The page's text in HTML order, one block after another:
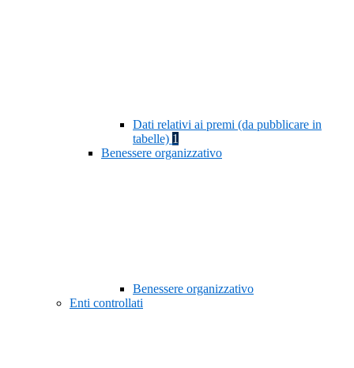
Dati relativi ai premi (da pubblicare in
tabelle) 1
Benessere organizzativo
Benessere organizzativo
Enti controllati